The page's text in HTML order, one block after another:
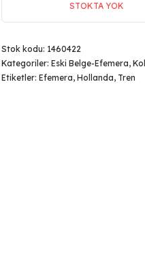
STOKTA YOK
Stok kodu: 1460422
Kategoriler: Eski Belge-Efemera,
Etiketler: Efemera, Hollanda, Tren